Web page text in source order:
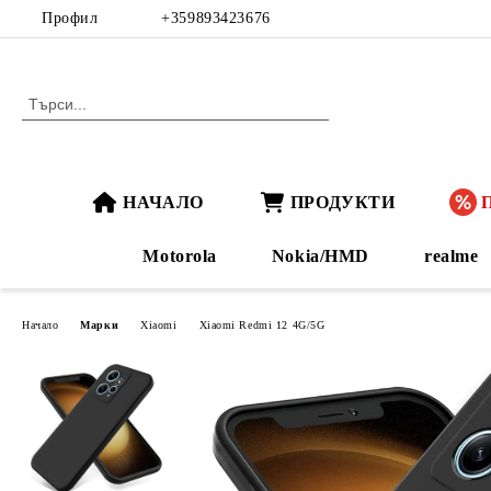
Профил +359893423676
НАЧАЛО ПРОДУКТИ
Motorola Nokia/HMD realme
Начало Марки Xiaomi Xiaomi Redmi 12 4G/5G